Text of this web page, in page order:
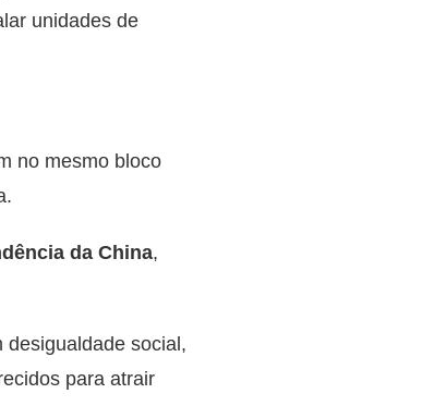
unidades de
no mesmo bloco
da China,
social,
para atrair